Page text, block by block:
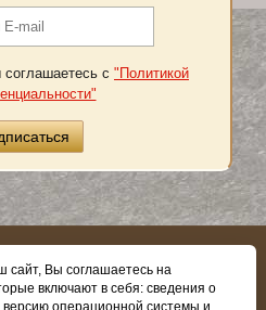
с "Политикой
505-03-62
сайт, Вы соглашаетесь на
включают в себя: сведения о
операционной системы и